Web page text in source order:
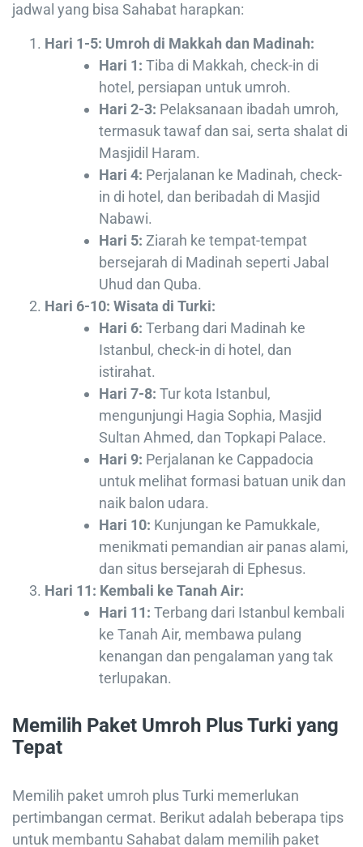
jadwal yang bisa Sahabat harapkan:
Hari 1-5: Umroh di Makkah dan Madinah:
Hari 1: Tiba di Makkah, check-in di
hotel, persiapan untuk umroh.
Hari 2-3: Pelaksanaan ibadah umroh,
termasuk tawaf dan sai, serta shalat di
Masjidil Haram.
Hari 4: Perjalanan ke Madinah, check-
in di hotel, dan beribadah di Masjid
Nabawi.
Hari 5: Ziarah ke tempat-tempat
bersejarah di Madinah seperti Jabal
Uhud dan Quba.
Hari 6-10: Wisata di Turki:
Hari 6: Terbang dari Madinah ke
Istanbul, check-in di hotel, dan
istirahat.
Hari 7-8: Tur kota Istanbul,
mengunjungi Hagia Sophia, Masjid
Sultan Ahmed, dan Topkapi Palace.
Hari 9: Perjalanan ke Cappadocia
untuk melihat formasi batuan unik dan
naik balon udara.
Hari 10: Kunjungan ke Pamukkale,
menikmati pemandian air panas alami,
dan situs bersejarah di Ephesus.
Hari 11: Kembali ke Tanah Air:
Hari 11: Terbang dari Istanbul kembali
ke Tanah Air, membawa pulang
kenangan dan pengalaman yang tak
terlupakan.
Memilih Paket Umroh Plus Turki yang
Tepat
Memilih paket umroh plus Turki memerlukan
pertimbangan cermat. Berikut adalah beberapa tips
untuk membantu Sahabat dalam memilih paket